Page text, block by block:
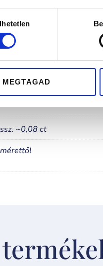
MEGTAGAD
~0,08 ct